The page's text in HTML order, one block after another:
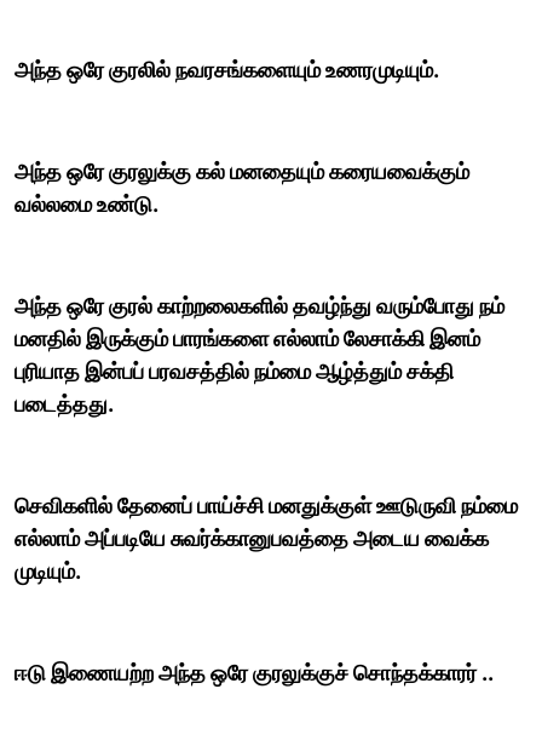
அந்த ஒரே குரலில் நவரசங்களையும் உணரமுடியும்.
அந்த ஒரே குரலுக்கு கல் மனதையும் கரையவைக்கும்
வல்லமை உண்டு.
அந்த ஒரே குரல் காற்றலைகளில் தவழ்ந்து வரும்போது நம்
மனதில் இருக்கும் பாரங்களை எல்லாம் லேசாக்கி இனம்
புரியாத இன்பப் பரவசத்தில் நம்மை ஆழ்த்தும் சக்தி
படைத்தது.
செவிகளில் தேனைப் பாய்ச்சி மனதுக்குள் ஊடுருவி நம்மை
எல்லாம் அப்படியே சுவர்க்கானுபவத்தை அடைய வைக்க
முடியும்.
ஈடு இணையற்ற அந்த ஒரே குரலுக்குச் சொந்தக்காரர் ..